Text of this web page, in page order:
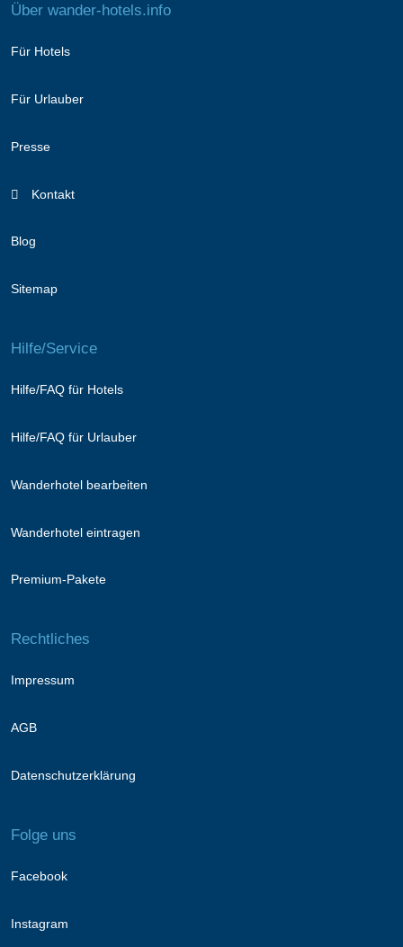
Über wander-hotels.info
Für Hotels
Für Urlauber
Presse
Kontakt
Blog
Sitemap
Hilfe/Service
Hilfe/FAQ für Hotels
Hilfe/FAQ für Urlauber
Wanderhotel bearbeiten
Wanderhotel eintragen
Premium-Pakete
Rechtliches
Impressum
AGB
Datenschutzerklärung
Folge uns
Facebook
Instagram